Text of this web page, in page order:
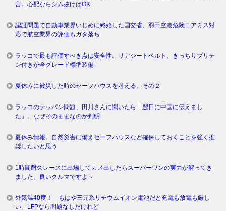
言。心配ならシム抜けばOK
認証問題で自動車業界いじめに終始した国交省、羽田空港危険ニアミス対
応で航空業界の評価もガタ落ち
ラッコで最も評価すべき点は安全性。リアシートベルト、きっちりプリテ
ン付きが全グレード標準装備
夏休みに被災した時のセーフハウスを考える。その２
ラッコのテッパン問題、田川さんに聞いたら「翌日に中国に伝えまし
た」。なぜそのままなのか判明
夏休み情報。自然災害に備えセーフハウスなど確保しておくことを強く推
奨したいと思う
1時間耐久レースに出場してカメ出したらスーパーワンの実力が解ってき
ました。良いクルマですよ～
外気温40度！ もはや三元系リチウムイオン電池だと充電も放電も厳し
い。LFPなら問題なしだけれど